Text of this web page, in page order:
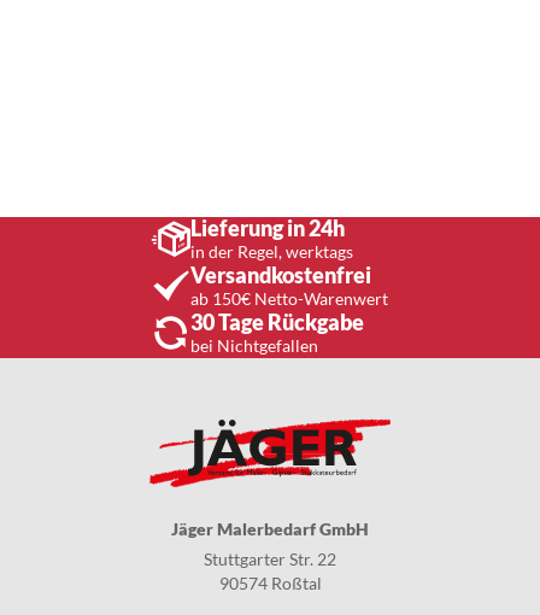
Lieferung in 24h
in der Regel, werktags
Versandkostenfrei
ab 150€ Netto-Warenwert
30 Tage Rückgabe
bei Nichtgefallen
Jäger Malerbedarf GmbH
Stuttgarter Str. 22
90574 Roßtal